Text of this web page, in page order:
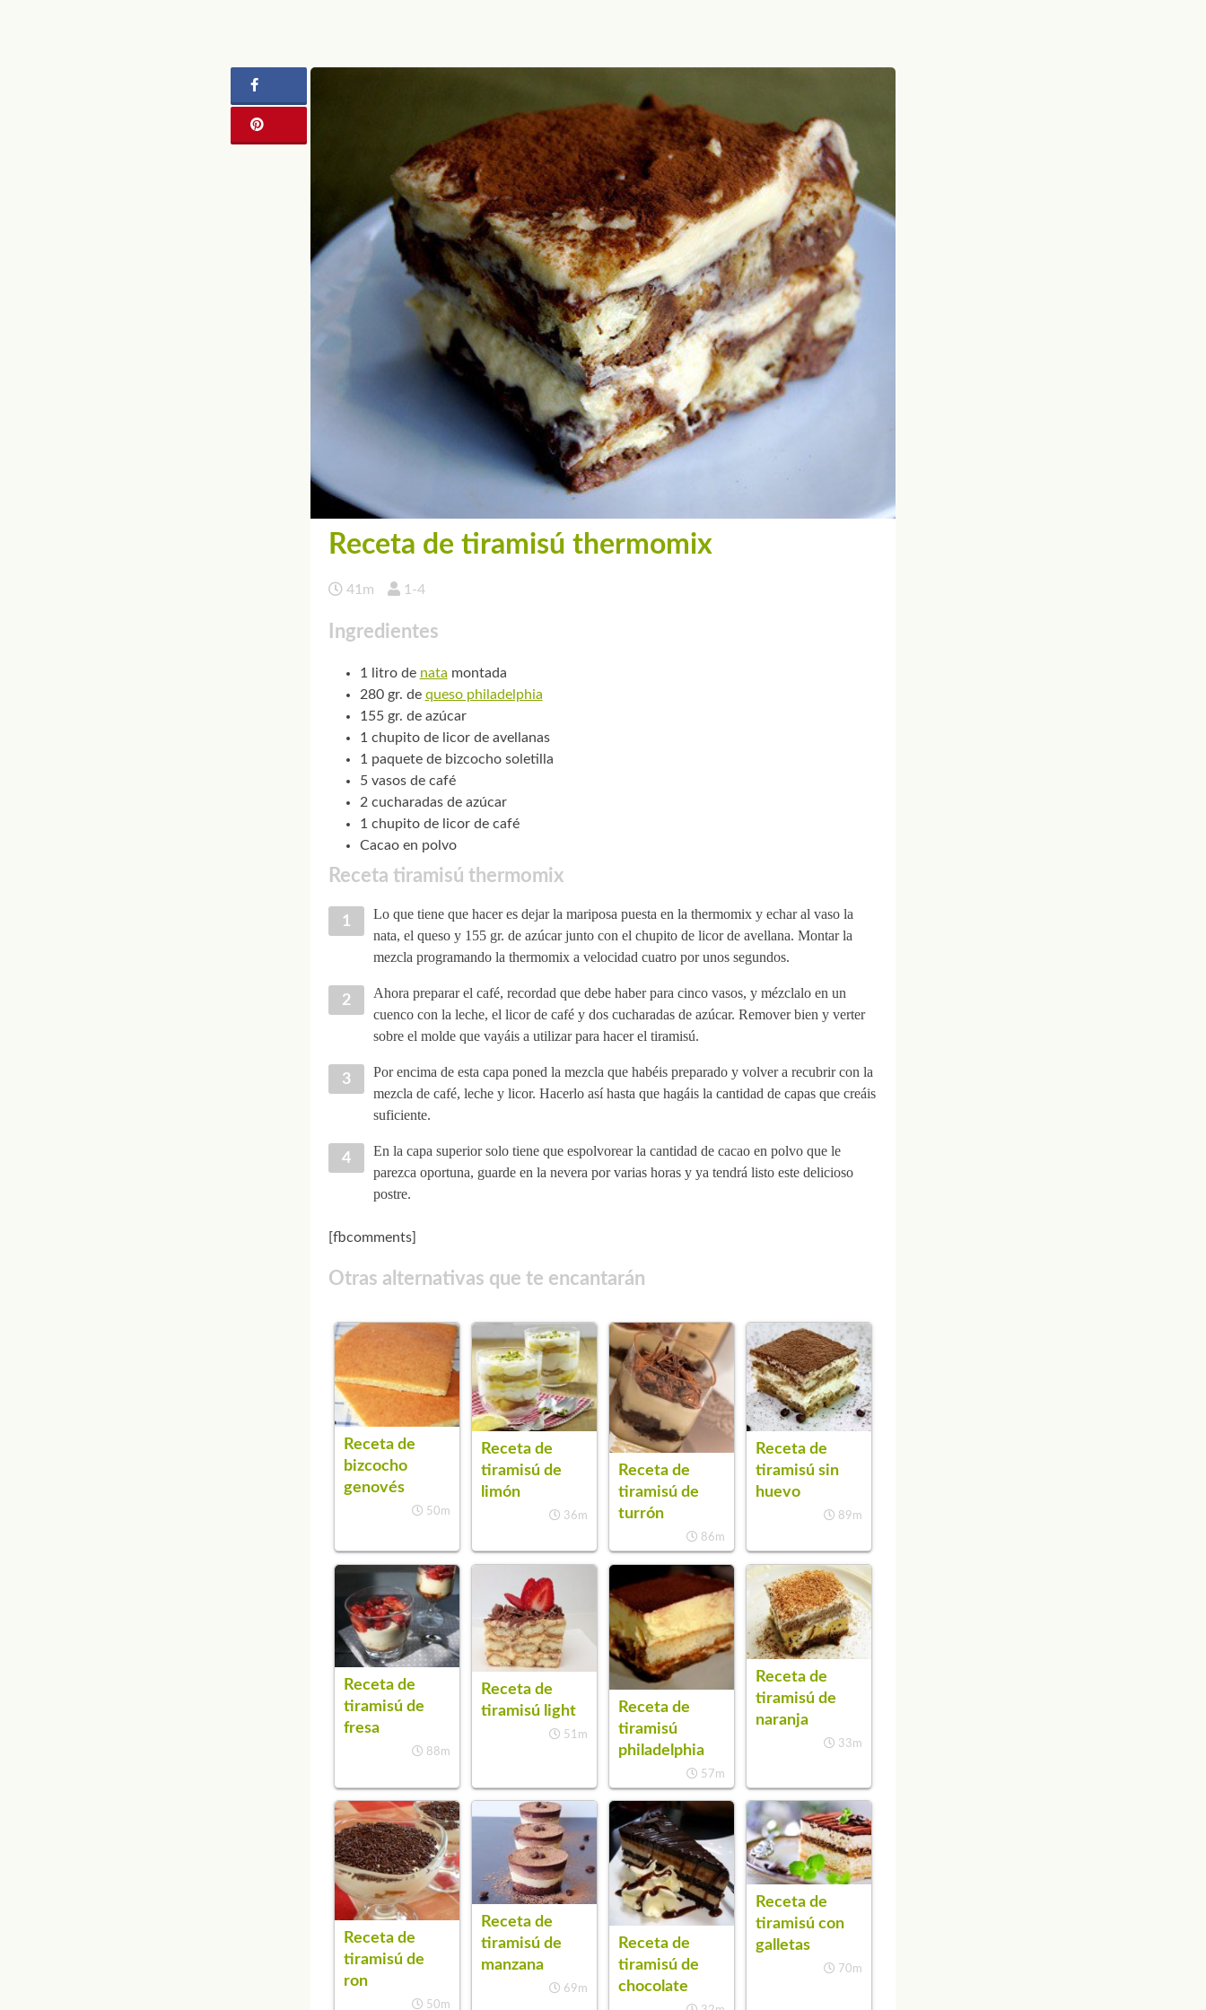
Receta de tiramisú thermomix
41m 1-4
Ingredientes
1 litro de nata montada
280 gr. de queso philadelphia
155 gr. de azúcar
1 chupito de licor de avellanas
1 paquete de bizcocho soletilla
5 vasos de café
2 cucharadas de azúcar
1 chupito de licor de café
Cacao en polvo
Receta tiramisú thermomix
Lo que tiene que hacer es dejar la mariposa puesta en la thermomix y echar al vaso la
nata, el queso y 155 gr. de azúcar junto con el chupito de licor de avellana. Montar la
mezcla programando la thermomix a velocidad cuatro por unos segundos.
Ahora preparar el café, recordad que debe haber para cinco vasos, y mézclalo en un
cuenco con la leche, el licor de café y dos cucharadas de azúcar. Remover bien y verter
sobre el molde que vayáis a utilizar para hacer el tiramisú.
Por encima de esta capa poned la mezcla que habéis preparado y volver a recubrir con la
mezcla de café, leche y licor. Hacerlo así hasta que hagáis la cantidad de capas que creáis
suficiente.
En la capa superior solo tiene que espolvorear la cantidad de cacao en polvo que le
parezca oportuna, guarde en la nevera por varias horas y ya tendrá listo este delicioso
postre.
[fbcomments]
Otras alternativas que te encantarán
Receta de
bizcocho
genovés
50m
Receta de
tiramisú de
limón
36m
Receta de
tiramisú de
turrón
86m
Receta de
tiramisú sin
huevo
89m
Receta de
tiramisú de
fresa
88m
Receta de
tiramisú light
51m
Receta de
tiramisú
philadelphia
57m
Receta de
tiramisú de
naranja
33m
Receta de
tiramisú de
ron
50m
Receta de
tiramisú de
manzana
69m
Receta de
tiramisú de
chocolate
Receta de
tiramisú con
galletas
70m